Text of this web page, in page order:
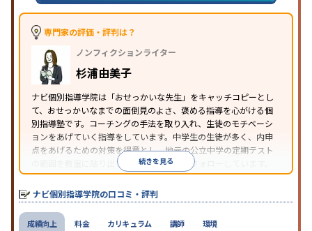
※2023年3月調査。小学校高学年の個別指導塾アンケート調査方法を参
専門家の評価・評判は？
ノンフィクションライター
杉浦由美子
ナビ個別指導学院は「おせっかいな先生」をキャッチコピーとし
て、おせっかいなまでの面倒見のよさ、褒める指導を心がける個
別指導塾です。コーチングの手法を取り入れ、生徒のモチベーシ
ョンをあげていく指導をしています。中学生の生徒が多く、内申
点をあげるための対策を得意とし、地元の公立中学の定期テスト
の範囲を教室に貼り出すなど手厚く学習をフォローしています。
オリジナルテキストを使用しており、特に英語は各教科書に合わ
せたテキストを使った「先取り学習」で理解度を深められます。
続きを見る
ナビ個別指導学院の口コミ・評判
成績向上 料金 カリキュラム 講師 環境